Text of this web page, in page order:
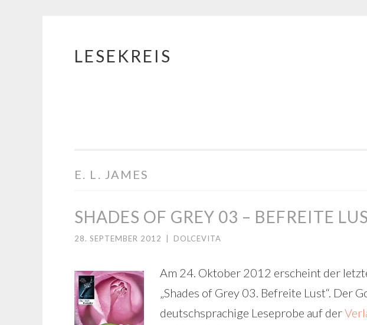
Springe
LESEKREIS
E. L. JAMES
SHADES OF GREY 03 – BEFREITE
28. SEPTEMBER 2012 DOLCEVITA
Am 24. Oktober 2012 erscheint der
„Shades of Grey 03. Befreite Lust“. Der
deutschsprachige Leseprobe auf der